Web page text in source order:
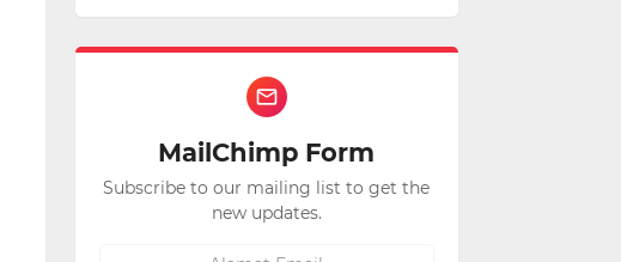
MailChimp Form
Subscribe to our mailing list to get the
new updates.